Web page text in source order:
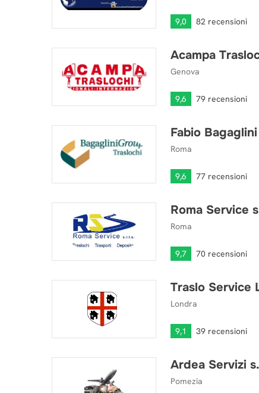
9,0 82 recensioni
Acampa
Genova
9,6 79 recensioni
Fabio
Roma
9,6 77 recensioni
Roma Service
Roma
9,7 70 recensioni
Traslo Service
Londra
9,1 39 recensioni
Ardea Servizi
Pomezia